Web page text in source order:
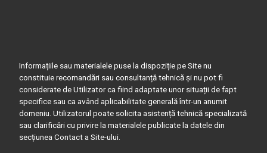
Informațiile sau materialele puse la dispoziție pe Site nu
constituie recomandări sau consultanță tehnică și nu pot fi
considerate de Utilizator ca fiind adaptate unor situații de fapt
specifice sau ca având aplicabilitate generală într-un anumit
domeniu. Utilizatorul poate solicita asistență tehnică specializată
sau clarificări cu privire la materialele publicate la datele din
secțiunea Contact a Site-ului.